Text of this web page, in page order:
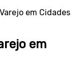
em Cidades
em